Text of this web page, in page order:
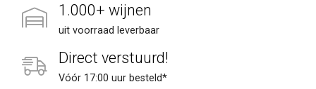
1.000+ wijnen
uit voorraad leverbaar
Direct verstuurd!
Vóór 17:00 uur besteld*